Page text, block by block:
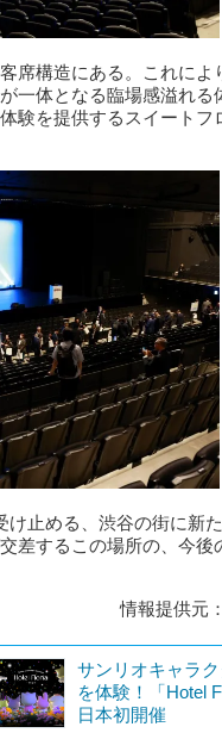
席構造にある。これによ
一体となる臨場感溢れる
験を提供するスイートフ
止める、渋谷の街に新
差するこの場所の、今後
情報提供元：
サンリオキャラ
を体験！「Hotel
日本初開催